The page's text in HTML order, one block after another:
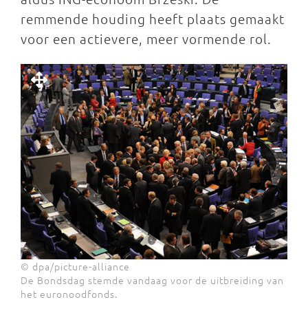
remmende houding heeft plaats gemaakt
voor een actievere, meer vormende rol.
© dpa/picture-alliance
De Bondsdag stemde vandaag voor de uitbreiding van
het euronoodfonds.